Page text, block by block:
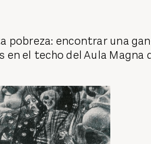
pobreza: encontrar una
en el techo del Aula Magna